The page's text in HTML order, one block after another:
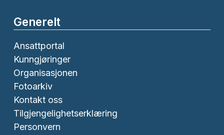
Generelt
Ansattportal
Kunngjøringer
Organisasjonen
Fotoarkiv
Kontakt oss
Tilgjengelighetserklæring
Personvern